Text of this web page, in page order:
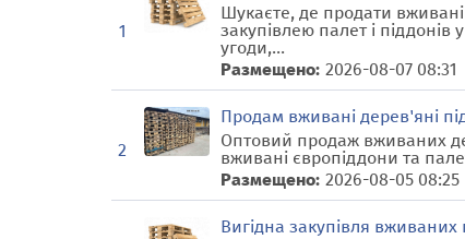
1
Шукаєте, де продати
закупівлею палет і
угоди,...
Размещено: 2026-08-07 08:31
2
Продам вживані дерев'яні
Оптовий продаж вживаних
вживані європіддони та
Размещено: 2026-08-05 08:25
Вигідна закупівля вживаних